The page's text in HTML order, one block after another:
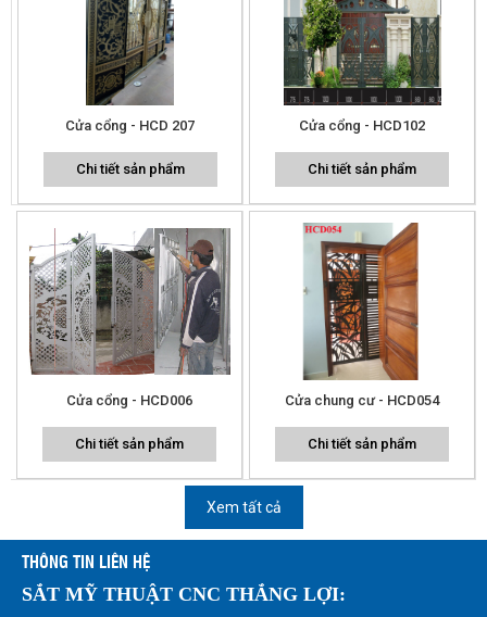
Cửa cổng - HCD 207
Chi tiết sản phẩm
Cửa cổng - HCD102
Chi tiết sản phẩm
Cửa cổng - HCD006
Chi tiết sản phẩm
Cửa chung cư - HCD054
Chi tiết sản phẩm
Xem tất cả
THÔNG TIN LIÊN HỆ
SẮT MỸ THUẬT CNC THẮNG LỢI: